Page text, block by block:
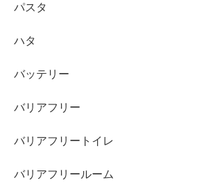
パスタ
ハタ
バッテリー
バリアフリー
バリアフリートイレ
バリアフリールーム